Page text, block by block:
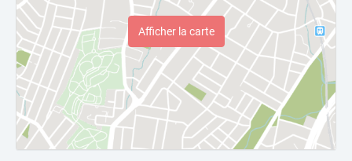
Afficher la carte